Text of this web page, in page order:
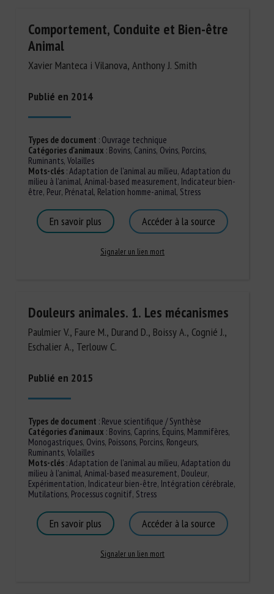
Comportement, Conduite et Bien-être
Animal
Xavier Manteca i Vilanova, Anthony J. Smith
Publié en 2014
Types de document : Ouvrage technique
Catégories d'animaux : Bovins, Canins, Ovins, Porcins,
Ruminants, Volailles
Mots-clés:Adaptation de l'animal au milieu, Adaptation du
milieu à l'animal, Animal-based measurement, Indicateur bien-
être, Peur, Prénatal, Relation homme-animal, Stress
En savoir plus Accéder à la source
Signaler un lien mort
Douleurs animales. 1. Les mécanismes
Paulmier V., Faure M., Durand D., Boissy A., Cognié J.,
Eschalier A., Terlouw C.
Publié en 2015
Types de document : Revue scientifique / Synthèse
Catégories d'animaux : Bovins, Caprins, Équins, Mammifères,
Monogastriques, Ovins, Poissons, Porcins, Rongeurs,
Ruminants, Volailles
Mots-clés:Adaptation de l'animal au milieu, Adaptation du
milieu à l'animal, Animal-based measurement, Douleur,
Expérimentation, Indicateur bien-être, Intégration cérébrale,
Mutilations, Processus cognitif, Stress
En savoir plus Accéder à la source
Signaler un lien mort